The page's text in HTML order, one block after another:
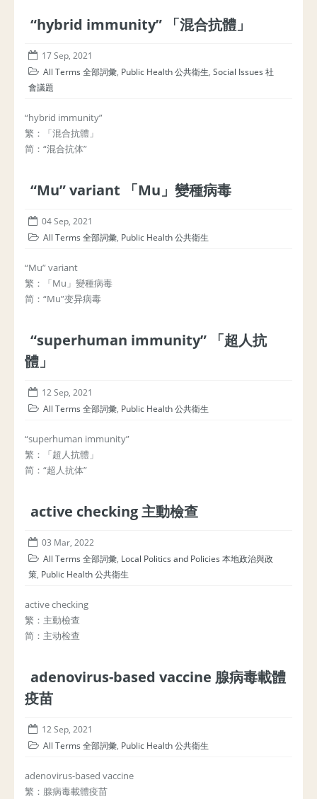
“hybrid immunity” 「混合抗體」
17 Sep, 2021
All Terms 全部詞彙, Public Health 公共衛生, Social Issues 社
會議題
“hybrid immunity”
繁：「混合抗體」
简：“混合抗体”
“Mu” variant 「Mu」變種病毒
04 Sep, 2021
All Terms 全部詞彙, Public Health 公共衛生
“Mu” variant
繁：「Mu」變種病毒
简：“Mu”变异病毒
“superhuman immunity” 「超人抗
體」
12 Sep, 2021
All Terms 全部詞彙, Public Health 公共衛生
“superhuman immunity”
繁：「超人抗體」
简：“超人抗体”
active checking 主動檢查
03 Mar, 2022
All Terms 全部詞彙, Local Politics and Policies 本地政治與政
策, Public Health 公共衛生
active checking
繁：主動檢查
简：主动检查
adenovirus-based vaccine 腺病毒載體
疫苗
12 Sep, 2021
All Terms 全部詞彙, Public Health 公共衛生
adenovirus-based vaccine
繁：腺病毒載體疫苗